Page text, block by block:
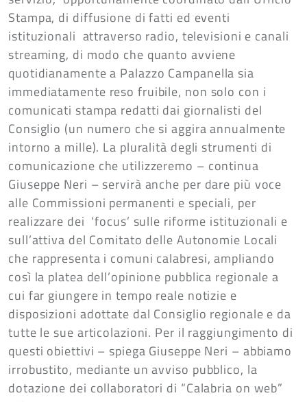
Stampa, di diffusione di fatti ed eventi
istituzionali attraverso radio, televisioni e canali
streaming, di modo che quanto avviene
quotidianamente a Palazzo Campanella sia
immediatamente reso fruibile, non solo con i
comunicati stampa redatti dai giornalisti del
Consiglio (un numero che si aggira annualmente
intorno a mille). La pluralità degli strumenti di
comunicazione che utilizzeremo – continua
Giuseppe Neri – servirà anche per dare più voce
alle Commissioni permanenti e speciali, per
realizzare dei ‘focus’ sulle riforme istituzionali e
sull’attiva del Comitato delle Autonomie Locali
che rappresenta i comuni calabresi, ampliando
così la platea dell’opinione pubblica regionale a
cui far giungere in tempo reale notizie e
disposizioni adottate dal Consiglio regionale e da
tutte le sue articolazioni. Per il raggiungimento di
questi obiettivi – spiega Giuseppe Neri – abbiamo
irrobustito, mediante un avviso pubblico, la
dotazione dei collaboratori di “Calabria on web”